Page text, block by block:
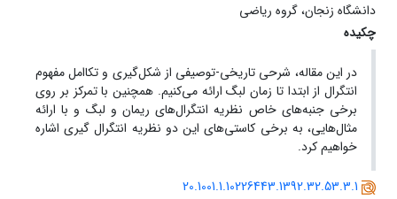
دانشگاه زنجان، گروه ریاضی
چکیده
در این مقاله، شرحی تاریخی-‌توصیفی از شکل‌گیری و تکاامل مفهوم
انتگرال از ابتدا تا زمان لبگ ارائه می‌کنیم. همچنین با تمرکز بر روی
برخی جنبه‌های خاص نظریه انتگرال‌های ریمان و لبگ و با ارائه
مثال‌هایی، به برخی کاستی‌های این دو نظریه انتگرال گیری اشاره
خواهیم کرد.
20.1001.1.10226443.1392.32.53.3.1